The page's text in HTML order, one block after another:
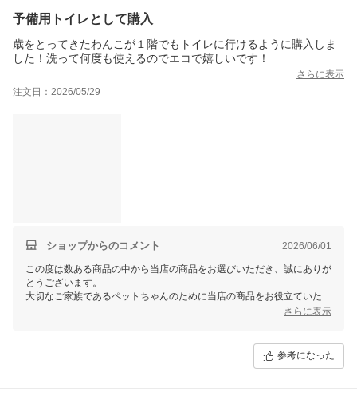
予備用トイレとして購入
歳をとってきたわんこが１階でもトイレに行けるように購入しま
した！洗って何度も使えるのでエコで嬉しいです！
さらに表示
注文日：2026/05/29
ショップからのコメント 2026/06/01
この度は数ある商品の中から当店の商品をお選びいただき、誠にありが
とうございます。
大切なご家族であるペットちゃんのために当店の商品をお役立ていただ
当店では、他にもリピート購入の多いペット商品や、お客様の生活に役
さらに表示
参考になった